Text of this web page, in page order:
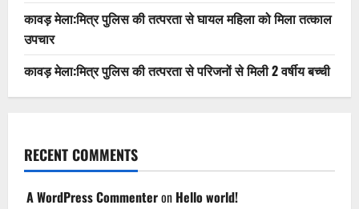
कावड़ मेला:मित्र पुलिस की तत्परता से घायल महिला को मिला तत्काल
उपचार
कावड़ मेला:मित्र पुलिस की तत्परता से परिजनों से मिली 2 वर्षीय बच्ची
RECENT COMMENTS
A WordPress Commenteron Hello world!